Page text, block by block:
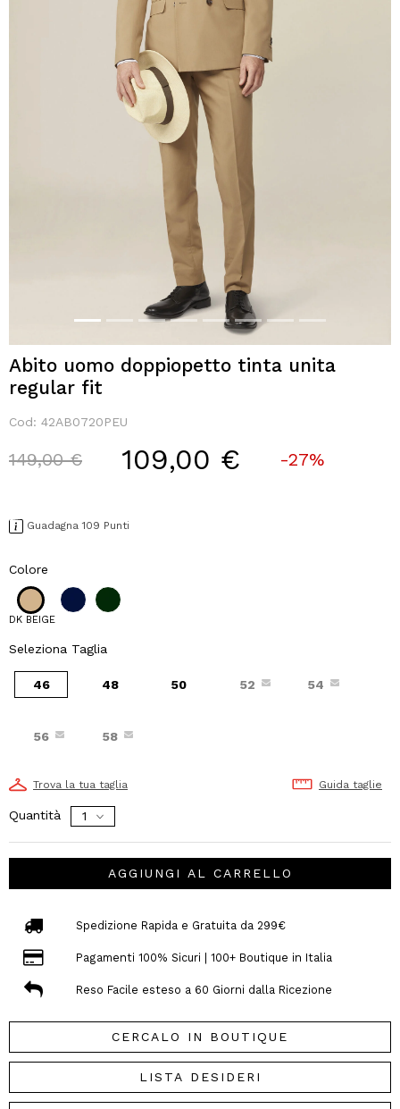
Abito uomo doppiopetto tinta unita
regular fit
Cod: 42AB0720PEU
Price reduced from
149,00 €to 109,00 € -27%
Guadagna 109 Punti
Colore
DK BEIGE
Seleziona Taglia
46 48 50 52 54
56 58
Trova la tua taglia Guida taglie
Quantità
AGGIUNGI AL CARRELLO
Spedizione Rapida e Gratuita da 299€
Pagamenti 100% Sicuri | 100+ Boutique in Italia
Reso Facile esteso a 60 Giorni dalla Ricezione
CERCALO IN BOUTIQUE
LISTA DESIDERI